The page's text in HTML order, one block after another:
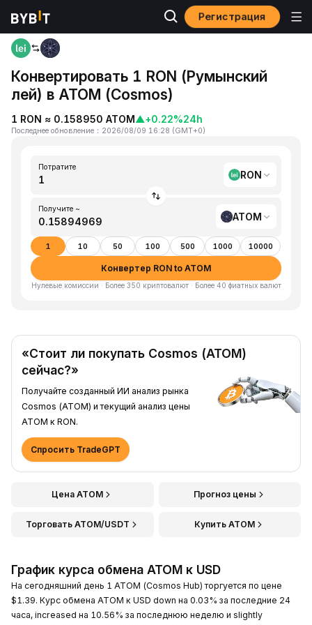
Регистрация
Главная
Конвертировать 1 RON (Румынский
лей) в ATOM (Cosmos)
1 RON ≈ 0.158950 ATOM▲+0.22%24h
Последнее обновление ： 2026/08/09 16:28 (GMT+0)
Потратите
RON
Получите ~
ATOM
1 10 50 100 500 1000 10000
Конвертер RON to ATOM
Нулевые комиссии · Более 350 криптовалют · Более 40 фиатных валют
«Стоит ли покупать Cosmos (ATOM)
сейчас?»
Получайте созданный ИИ анализ рынка
Cosmos (ATOM) и текущий анализ цены
ATOM к RON.
Спросить TradeGPT
Цена ATOM Прогноз цены
Торговать ATOM/USDT Купить ATOM
График курса обмена ATOM к USD
На сегодняшний день 1 ATOM (Cosmos Hub) торгуется по цене
$1.39. Курс обмена ATOM к USD down на 0.03% за последние 24
часа, increased на 10.56% за последнюю неделю и slightly